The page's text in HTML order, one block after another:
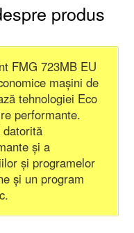
produs
FMG 723MB EU
mașini de
tehnologiei Eco
performante.
și a
și programelor
și un program